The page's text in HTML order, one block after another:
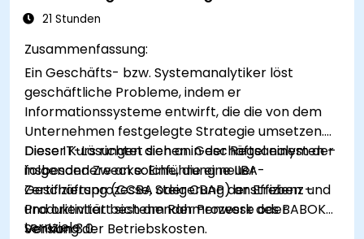
21 Stunden
Zusammenfassung:
Ein Geschäfts- bzw. Systemanalytiker löst
geschäftliche Probleme, indem er
Informationssysteme entwirft, die die von dem
Unternehmen festgelegte Strategie umsetzen.
Diese IT-Lösungen dienen in der Regel einem der
folgenden Zwecke: Einführung neuer
Geschäftsprozesse, Steigerung der Effizienz und
Produktivität bestehender Prozesse oder
Senkung der Betriebskosten.
Dieser Kurs richtet sich an Geschäftsanalysten –
insbesondere an solche, die eine IIBA-
Zertifizierung (CCBA oder CBAP) anstreben –
und orientiert sich am Rahmenwerk des BABOK®
Version 3.0.
Lernziele: